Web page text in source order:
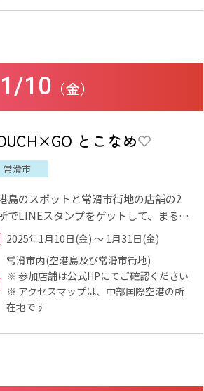
1/10 （金）
とこなめ
常滑市
島のスポットと常滑市街地の店舗の2
でLINEスタンプをゲットして、まるっ
滑市を楽しもう!
2025年1月10日(金) ～ 1月31日(金)
常滑市内(空港島及び常滑市街地)
※ 参加店舗は公式HPにてご確認ください
※ アクセスマップは、中部国際空港の所
在地です